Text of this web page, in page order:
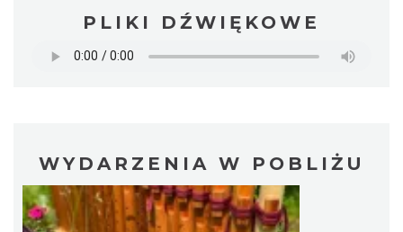
PLIKI DŹWIĘKOWE
WYDARZENIA W POBLIŻU